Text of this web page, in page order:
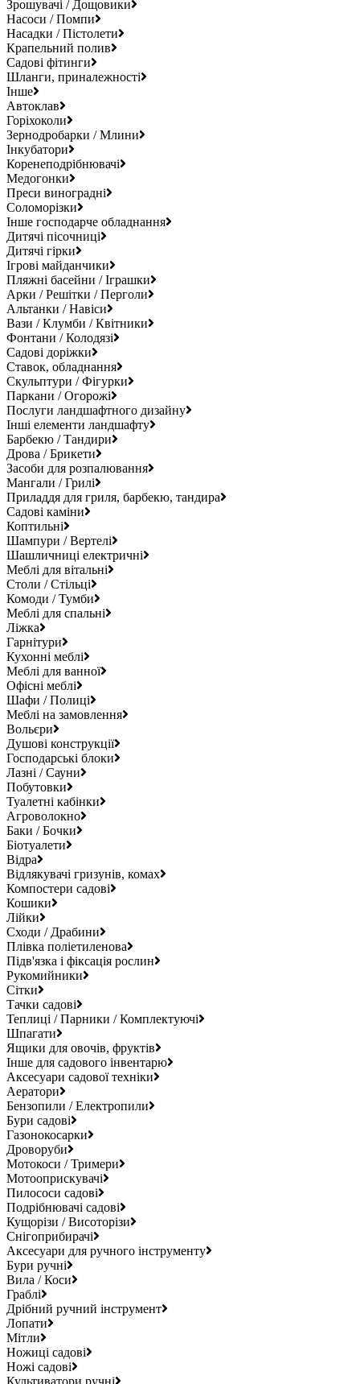
Зрошувачі / Дощовики
Насоси / Помпи
Насадки / Пістолети
Крапельний полив
Садові фітинги
Шланги, приналежності
Інше
Автоклав
Горіхоколи
Зернодробарки / Млини
Інкубатори
Коренеподрібнювачі
Медогонки
Преси виноградні
Соломорізки
Інше господарче обладнання
Дитячі пісочниці
Дитячі гірки
Ігрові майданчики
Пляжні басейни / Іграшки
Арки / Решітки / Перголи
Альтанки / Навіси
Вази / Клумби / Квітники
Фонтани / Колодязі
Садові доріжки
Ставок, обладнання
Скульптури / Фігурки
Паркани / Огорожі
Послуги ландшафтного дизайну
Інші елементи ландшафту
Барбекю / Тандири
Дрова / Брикети
Засоби для розпалювання
Мангали / Грилі
Приладдя для гриля, барбекю, тандира
Садові каміни
Коптильні
Шампури / Вертелі
Шашличниці електричні
Меблі для вітальні
Столи / Стільці
Комоди / Тумби
Меблі для спальні
Ліжка
Гарнітури
Кухонні меблі
Меблі для ванної
Офісні меблі
Шафи / Полиці
Меблі на замовлення
Вольєри
Душові конструкції
Господарські блоки
Лазні / Сауни
Побутовки
Туалетні кабінки
Агроволокно
Баки / Бочки
Біотуалети
Відра
Відлякувачі гризунів, комах
Компостери садові
Кошики
Лійки
Сходи / Драбини
Плівка поліетиленова
Підв'язка і фіксація рослин
Рукомийники
Сітки
Тачки садові
Теплиці / Парники / Комплектуючі
Шпагати
Ящики для овочів, фруктів
Інше для садового інвентарю
Аксесуари садової техніки
Аератори
Бензопили / Електропили
Бури садові
Газонокосарки
Дроворуби
Мотокоси / Тримери
Мотооприскувачі
Пилососи садові
Подрібнювачі садові
Кущорізи / Висоторізи
Снігоприбирачі
Аксесуари для ручного інструменту
Бури ручні
Вила / Коси
Граблі
Дрібний ручний інструмент
Лопати
Мітли
Ножиці садові
Ножі садові
Культиватори ручні